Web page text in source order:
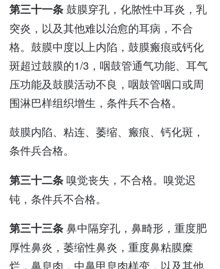
第三十一条鼓膜穿孔，化脓性中耳炎，乳
突炎，以及其他难以治愈的耳病，不合
格。鼓膜中度以上内陷，鼓膜瘢痕或钙化
斑超过鼓膜的1/3，咽鼓管通气功能、耳气
压功能及鼓膜活动不良，咽鼓管咽口或周
围淋巴样组织增生，条件兵不合格。
鼓膜内陷、粘连、萎缩、瘢痕、钙化斑，
条件兵合格。
第三十二条 嗅觉丧失，不合格。嗅觉迟
钝，条件兵不合格。
第三十三条鼻中隔穿孔，鼻畸形，重度肥
厚性鼻炎，萎缩性鼻炎，重度鼻粘膜糜
烂，鼻息肉，中鼻甲息肉样变，以及其他